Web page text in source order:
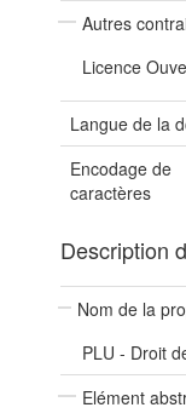
Autres
Licence
Langue de la
Encodage de
caractères
Description
Nom de la
PLU - Droit
Elément